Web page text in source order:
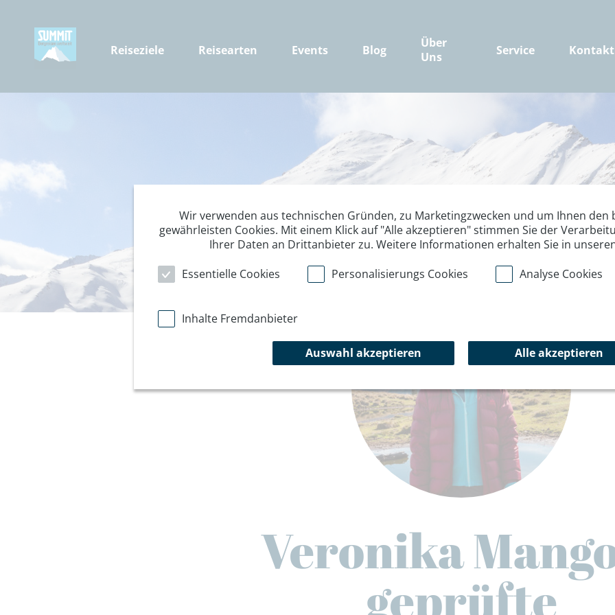
Reiseziele Reisearten Events Blog
Über
Uns
Service Kontakt
Veronika
geprüfte
Wir verwenden aus technischen Gründen, zu Marketingzwecken und um Ihnen den
gewährleisten Cookies. Mit einem Klick auf "Alle akzeptieren" stimmen Sie der
Ihrer Daten an Drittanbieter zu. Weitere Informationen erhalten Sie in
Essentielle Cookies
Personalisierungs Cookies Analyse Cookies
Inhalte Fremdanbieter
Auswahl akzeptieren Alle akzeptieren